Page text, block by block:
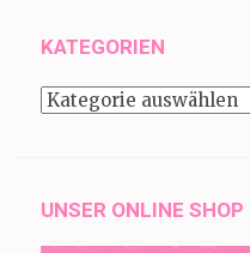
KATEGORIEN
Kategorien
UNSER ONLINE SHOP